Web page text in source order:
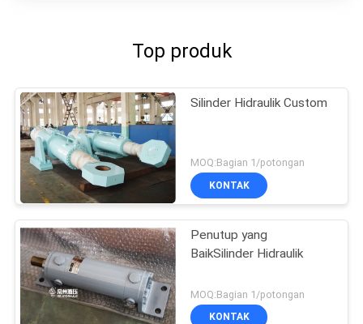
Top produk
Silinder Hidraulik Custom
MOQ:Bagian 1/potongan
KONTAK
Penutup yang
BaikSilinder Hidraulik
MOQ:Bagian 1/potongan
KONTAK